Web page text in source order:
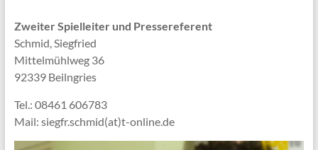
Zweiter Spielleiter und Pressereferent
Schmid, Siegfried
Mittelmühlweg 36
92339 Beilngries
Tel.: 08461 606783
Mail: siegfr.schmid(at)t-online.de